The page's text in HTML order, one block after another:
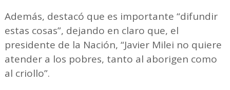
Además, destacó que es importante “difundir
estas cosas”, dejando en claro que, el
presidente de la Nación, “Javier Milei no quiere
atender a los pobres, tanto al aborigen como
al criollo”.